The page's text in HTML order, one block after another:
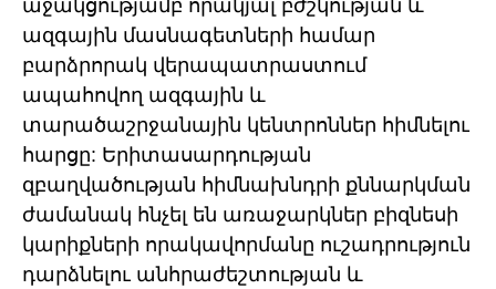
աջակցությամբ որակյալ բժշկության և
ազգային մասնագետների համար
բարձրորակ վերապատրաստում
ապահովող ազգային և
տարածաշրջանային կենտրոններ հիմնելու
հարցը: Երիտասարդության
զբաղվածության հիմնախնդրի քննարկման
ժամանակ հնչել են առաջարկներ բիզնեսի
կարիքների որակավորմանը ուշադրություն
դարձնելու անհրաժեշտության և